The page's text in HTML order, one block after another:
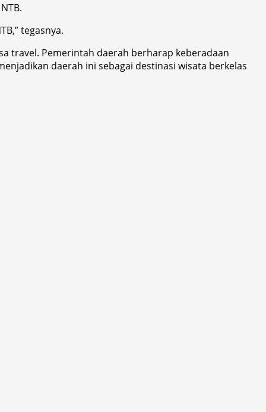
tegasnya.
travel. Pemerintah daerah berharap keberadaan
daerah ini sebagai destinasi wisata berkelas